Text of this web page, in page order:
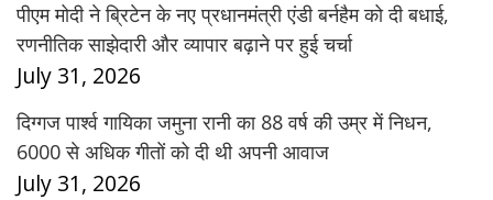
पीएम मोदी ने ब्रिटेन के नए प्रधानमंत्री एंडी बर्नहैम को दी बधाई,
रणनीतिक साझेदारी और व्यापार बढ़ाने पर हुई चर्चा
July 31, 2026
दिग्गज पार्श्व गायिका जमुना रानी का 88 वर्ष की उम्र में निधन,
6000 से अधिक गीतों को दी थी अपनी आवाज
July 31, 2026